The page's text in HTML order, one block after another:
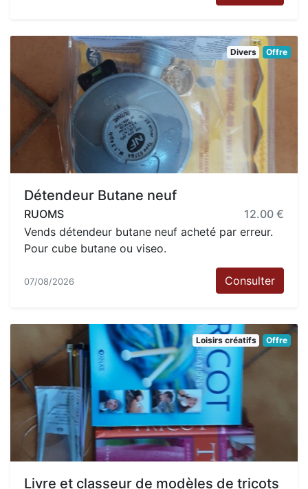
Divers Offre
Détendeur Butane neuf
RUOMS
12.00 €
Vends détendeur butane neuf acheté par erreur.
Pour cube butane ou viseo.
07/08/2026 Consulter
Loisirs créatifs Offre
Livre et classeur de modèles de tricots